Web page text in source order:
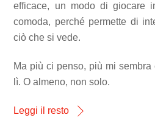
efficace, un modo di giocare
comoda, perché permette di
ciò che si vede.
Ma più ci penso, più mi
lì. O almeno, non solo.
Leggi il resto